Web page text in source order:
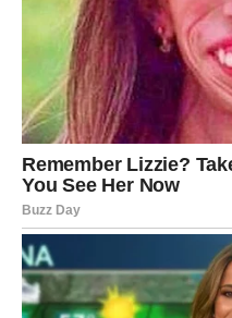
NEGO ŠTO
Sve kroz šta ste prošle
Svaka prepreka, svaka
ste mislile da više ne
ono što sada dolazi.
A ono što dolazi moglo bi
sreće i mira nego što